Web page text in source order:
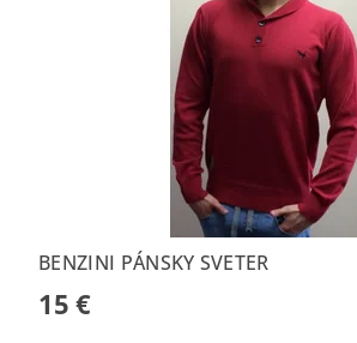
BENZINI PÁNSKY SVETER
15 €